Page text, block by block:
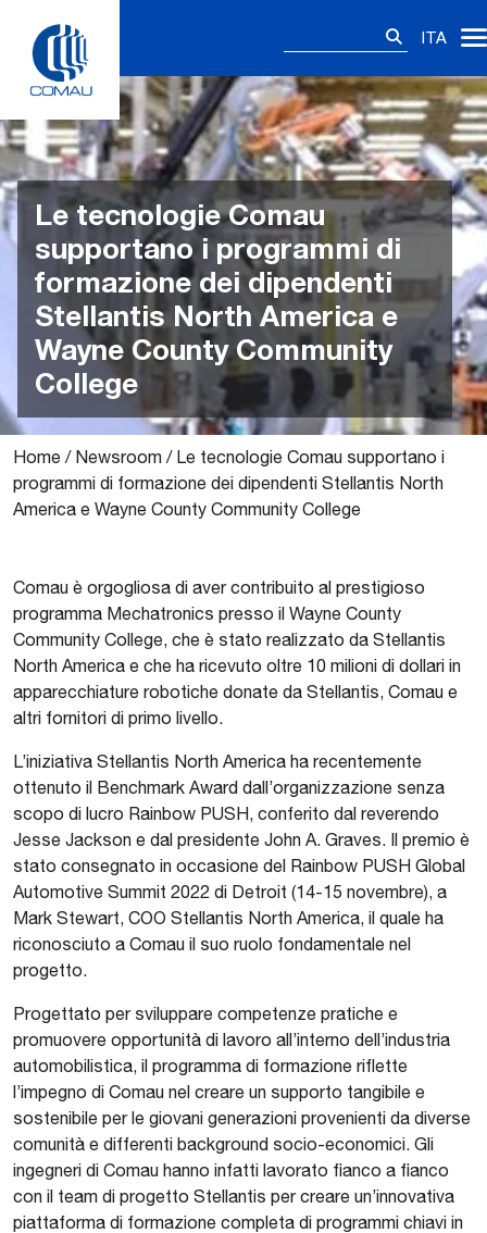
content
ITA
Le tecnologie Comau
supportano i programmi di
formazione dei dipendenti
Stellantis North America e
Wayne County Community
College
Home / Newsroom / Le tecnologie Comau supportano i
programmi di formazione dei dipendenti Stellantis North
America e Wayne County Community College
Comau è orgogliosa di aver contribuito al prestigioso
programma Mechatronics presso il Wayne County
Community College, che è stato realizzato da Stellantis
North America e che ha ricevuto oltre 10 milioni di dollari in
apparecchiature robotiche donate da Stellantis, Comau e
altri fornitori di primo livello.
L’iniziativa Stellantis North America ha recentemente
ottenuto il Benchmark Award dall’organizzazione senza
scopo di lucro Rainbow PUSH, conferito dal reverendo
Jesse Jackson e dal presidente John A. Graves. Il premio è
stato consegnato in occasione del Rainbow PUSH Global
Automotive Summit 2022 di Detroit (14-15 novembre), a
Mark Stewart, COO Stellantis North America, il quale ha
riconosciuto a Comau il suo ruolo fondamentale nel
progetto.
Progettato per sviluppare competenze pratiche e
promuovere opportunità di lavoro all’interno dell’industria
automobilistica, il programma di formazione riflette
l’impegno di Comau nel creare un supporto tangibile e
sostenibile per le giovani generazioni provenienti da diverse
comunità e differenti background socio-economici. Gli
ingegneri di Comau hanno infatti lavorato fianco a fianco
con il team di progetto Stellantis per creare un’innovativa
piattaforma di formazione completa di programmi chiavi in ​​